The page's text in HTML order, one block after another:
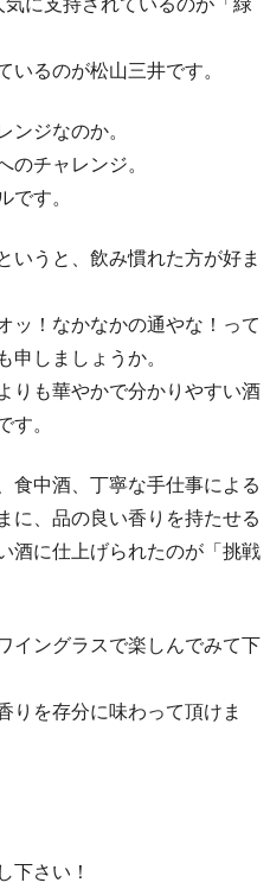
気に支持されているのが「緑
いるのが松山三井です。
ンジなのか。
のチャレンジ。
です。
いうと、飲み慣れた方が好ま
ッ！なかなかの通やな！って
申しましょうか。
りも華やかで分かりやすい酒
す。
食中酒、丁寧な手仕事による
に、品の良い香りを持たせる
酒に仕上げられたのが「挑戦
イングラスで楽しんでみて下
りを存分に味わって頂けま
下さい！